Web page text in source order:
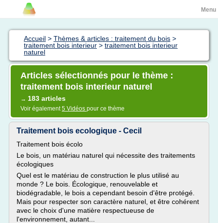
Menu
Accueil > Thèmes & articles : traitement du bois >
traitement bois interieur > traitement bois interieur
naturel
Articles sélectionnés pour le thème :
traitement bois interieur naturel
→ 183 articles
Voir également5 Vidéos pour ce thème
Traitement bois ecologique - Cecil
Traitement bois écolo
Le bois, un matériau naturel qui nécessite des traitements
écologiques
Quel est le matériau de construction le plus utilisé au
monde ? Le bois. Écologique, renouvelable et
biodégradable, le bois a cependant besoin d'être protégé.
Mais pour respecter son caractère naturel, et être cohérent
avec le choix d'une matière respectueuse de
l'environnement, autant...